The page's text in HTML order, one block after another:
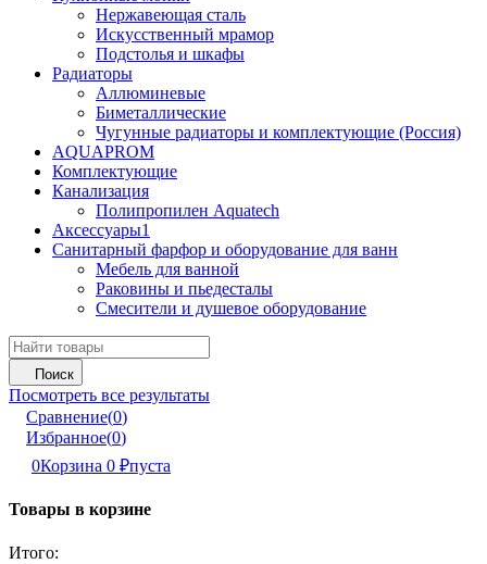
Нержавеющая сталь
Искусственный мрамор
Подстолья и шкафы
Радиаторы
Аллюминевые
Биметаллические
Чугунные радиаторы и комплектующие (Россия)
AQUAPROM
Комплектующие
Канализация
Полипропилен Aquatech
Аксессуары1
Санитарный фарфор и оборудование для ванн
Мебель для ванной
Раковины и пьедесталы
Смесители и душевое оборудование
Поиск
Посмотреть все результаты
Сравнение(0)
Избранное(0)
0Корзина 0 ₽пуста
Товары в корзине
Итого: